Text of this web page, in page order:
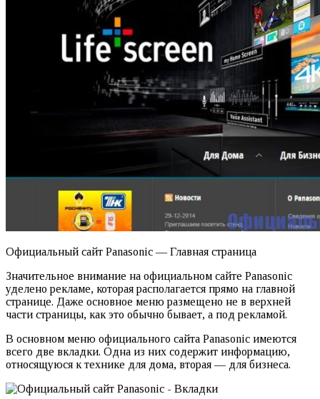
Официальный сайт Panasonic — Главная страница
Значительное внимание на официальном сайте Panasonic
уделено рекламе, которая располагается прямо на главной
странице. Даже основное меню размещено не в верхней
части страницы, как это обычно бывает, а под рекламой.
В основном меню официального сайта Panasonic имеются
всего две вкладки. Одна из них содержит информацию,
относящуюся к технике для дома, вторая — для бизнеса.